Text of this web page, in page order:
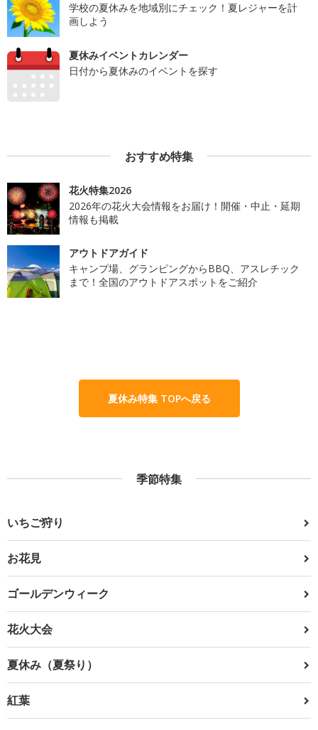
学校の夏休みを地域別にチェック！夏レジャーを計
画しよう
夏休みイベントカレンダー
日付から夏休みのイベントを探す
おすすめ特集
花火特集2026
2026年の花火大会情報をお届け！開催・中止・延期
情報も掲載
アウトドアガイド
キャンプ場、グランピングからBBQ、アスレチック
まで！全国のアウトドアスポットをご紹介
夏休み特集 TOPへ戻る
季節特集
いちご狩り
お花見
ゴールデンウィーク
花火大会
夏休み（夏祭り）
紅葉